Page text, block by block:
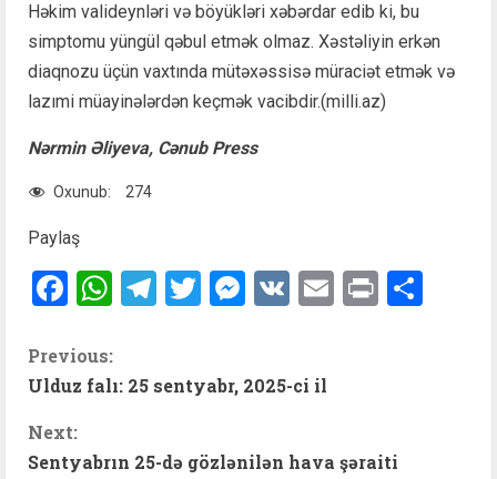
Həkim valideynləri və böyükləri xəbərdar edib ki, bu
simptomu yüngül qəbul etmək olmaz. Xəstəliyin erkən
diaqnozu üçün vaxtında mütəxəssisə müraciət etmək və
lazımi müayinələrdən keçmək vacibdir.(milli.az)
Nərmin Əliyeva, Cənub Press
Oxunub: 274
Paylaş
Facebook
WhatsApp
Telegram
Twitter
Messenger
VK Email
Print
C
n
Previous:
Ulduz falı: 25 sentyabr, 2025-ci il
Next:
Sentyabrın 25-də gözlənilən hava şəraiti